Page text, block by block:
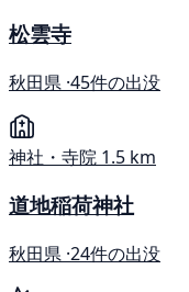
松雲寺
秋田県 ·45件の出没
神社・寺院 1.5 km
道地稲荷神社
秋田県 ·24件の出没